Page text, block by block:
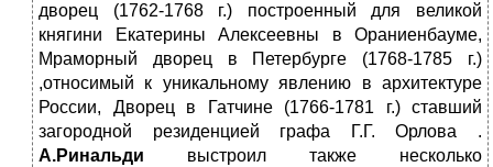
дворец (1762-1768 г.) построенный для великой
княгини Екатерины Алексеевны в Ораниенбауме,
Мраморный дворец в Петербурге (1768-1785 г.)
,относимый к уникальному явлению в архитектуре
России, Дворец в Гатчине (1766-1781 г.) ставший
загородной резиденцией графа Г.Г. Орлова .
А.Ринальди выстроил также несколько